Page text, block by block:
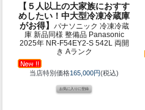
【５人以上の大家族におすす
めしたい！中大型冷凍冷蔵庫
がお得】
パナソニック 冷凍冷蔵
庫 新品同様 整備品 Panasonic
2025年 NR-F54EY2-S 542L 両開
き Aランク
当店特別価格165,000円(税込)